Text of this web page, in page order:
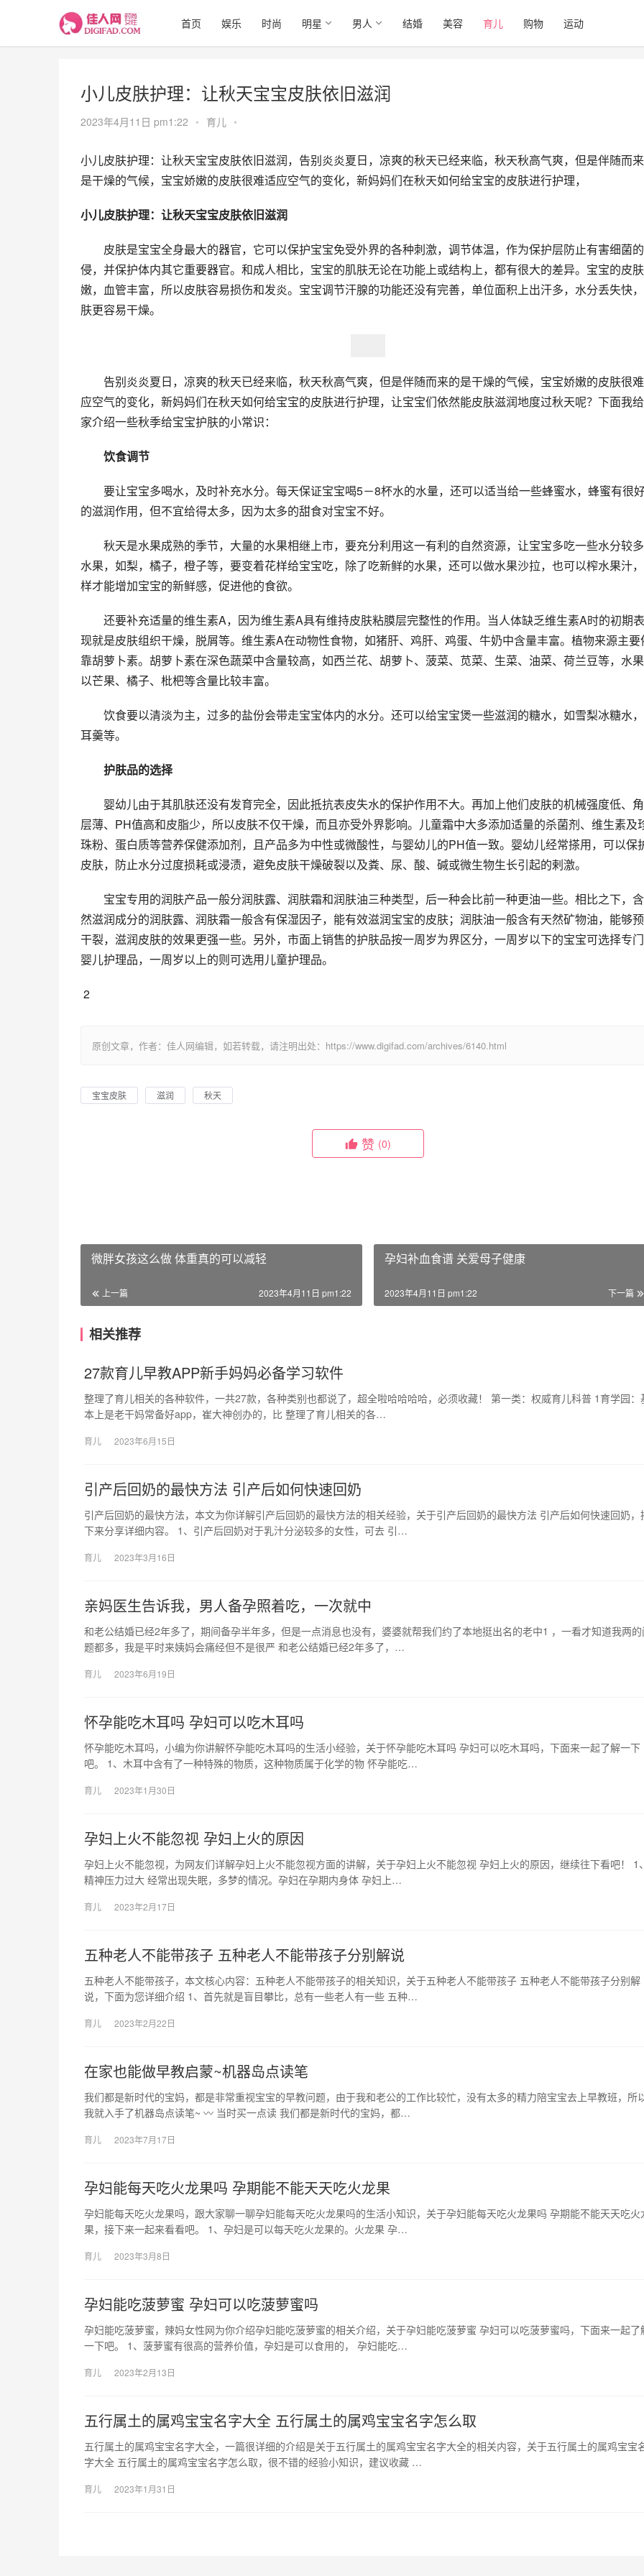
首页 娱乐 时尚 明星 男人 结婚 美容 育儿 购物 运动
小儿皮肤护理：让秋天宝宝皮肤依旧滋润
2023年4月11日 pm1:22 • 育儿 •
小儿皮肤护理：让秋天宝宝皮肤依旧滋润，告别炎炎夏日，凉爽的秋天已经来临，秋天秋高气爽，但是伴随而
是干燥的气候，宝宝娇嫩的皮肤很难适应空气的变化，新妈妈们在秋天如何给宝宝的皮肤进行护理，
小儿皮肤护理：让秋天宝宝皮肤依旧滋润
皮肤是宝宝全身最大的器官，它可以保护宝宝免受外界的各种刺激，调节体温，作为保护层防止有害细菌
侵，并保护体内其它重要器官。和成人相比，宝宝的肌肤无论在功能上或结构上，都有很大的差异。宝宝的皮
嫩，血管丰富，所以皮肤容易损伤和发炎。宝宝调节汗腺的功能还没有完善，单位面积上出汗多，水分丢失快
肤更容易干燥。
告别炎炎夏日，凉爽的秋天已经来临，秋天秋高气爽，但是伴随而来的是干燥的气候，宝宝娇嫩的皮肤很
应空气的变化，新妈妈们在秋天如何给宝宝的皮肤进行护理，让宝宝们依然能皮肤滋润地度过秋天呢？下面我
家介绍一些秋季给宝宝护肤的小常识：
饮食调节
要让宝宝多喝水，及时补充水分。每天保证宝宝喝5－8杯水的水量，还可以适当给一些蜂蜜水，蜂蜜有很
的滋润作用，但不宜给得太多，因为太多的甜食对宝宝不好。
秋天是水果成熟的季节，大量的水果相继上市，要充分利用这一有利的自然资源，让宝宝多吃一些水分较
水果，如梨，橘子，橙子等，要变着花样给宝宝吃，除了吃新鲜的水果，还可以做水果沙拉，也可以榨水果汁
样才能增加宝宝的新鲜感，促进他的食欲。
还要补充适量的维生素A，因为维生素A具有维持皮肤粘膜层完整性的作用。当人体缺乏维生素A时的初期表
现就是皮肤组织干燥，脱屑等。维生素A在动物性食物，如猪肝、鸡肝、鸡蛋、牛奶中含量丰富。植物来源主要
靠胡萝卜素。胡萝卜素在深色蔬菜中含量较高，如西兰花、胡萝卜、菠菜、苋菜、生菜、油菜、荷兰豆等，水
以芒果、橘子、枇杷等含量比较丰富。
饮食要以清淡为主，过多的盐份会带走宝宝体内的水分。还可以给宝宝煲一些滋润的糖水，如雪梨冰糖水
耳羹等。
护肤品的选择
婴幼儿由于其肌肤还没有发育完全，因此抵抗表皮失水的保护作用不大。再加上他们皮肤的机械强度低、
层薄、PH值高和皮脂少，所以皮肤不仅干燥，而且亦受外界影响。儿童霜中大多添加适量的杀菌剂、维生素及
珠粉、蛋白质等营养保健添加剂，且产品多为中性或微酸性，与婴幼儿的PH值一致。婴幼儿经常搽用，可以保
皮肤，防止水分过度损耗或浸渍，避免皮肤干燥破裂以及粪、尿、酸、碱或微生物生长引起的剌激。
宝宝专用的润肤产品一般分润肤露、润肤霜和润肤油三种类型，后一种会比前一种更油一些。相比之下，
然滋润成分的润肤露、润肤霜一般含有保湿因子，能有效滋润宝宝的皮肤；润肤油一般含有天然矿物油，能够
干裂，滋润皮肤的效果更强一些。另外，市面上销售的护肤品按一周岁为界区分，一周岁以下的宝宝可选择专
婴儿护理品，一周岁以上的则可选用儿童护理品。
2
原创文章，作者：佳人网编辑，如若转载，请注明出处：https://www.digifad.com/archives/6140.html
宝宝皮肤 滋润 秋天
赞 (0)
微胖女孩这么做 体重真的可以减轻
上一篇 2023年4月11日 pm1:22
孕妇补血食谱 关爱母子健康
下一篇
2023年4月11日 pm1:22
相关推荐
27款育儿早教APP新手妈妈必备学习软件
整理了育儿相关的各种软件，一共27款，各种类别也都说了，超全啦哈哈哈哈，必须收藏！ 第一类：权威育儿科普 1育学园：
本上是老干妈常备好app，崔大神创办的，比 整理了育儿相关的各…
育儿 2023年6月15日
引产后回奶的最快方法 引产后如何快速回奶
引产后回奶的最快方法，本文为你详解引产后回奶的最快方法的相关经验，关于引产后回奶的最快方法 引产后如何快速回奶，
下来分享详细内容。 1、引产后回奶对于乳汁分泌较多的女性，可去 引…
育儿 2023年3月16日
亲妈医生告诉我，男人备孕照着吃，一次就中
和老公结婚已经2年多了，期间备孕半年多，但是一点消息也没有，婆婆就帮我们约了本地挺出名的老中1 ，一看才知道我两
题都多，我是平时来姨妈会痛经但不是很严 和老公结婚已经2年多了，…
育儿 2023年6月19日
怀孕能吃木耳吗 孕妇可以吃木耳吗
怀孕能吃木耳吗，小编为你讲解怀孕能吃木耳吗的生活小经验，关于怀孕能吃木耳吗 孕妇可以吃木耳吗，下面来一起了解一下
吧。 1、木耳中含有了一种特殊的物质，这种物质属于化学的物 怀孕能吃…
育儿 2023年1月30日
孕妇上火不能忽视 孕妇上火的原因
孕妇上火不能忽视，为网友们详解孕妇上火不能忽视方面的讲解，关于孕妇上火不能忽视 孕妇上火的原因，继续往下看吧！ 1
精神压力过大 经常出现失眠，多梦的情况。孕妇在孕期内身体 孕妇上…
育儿 2023年2月17日
五种老人不能带孩子 五种老人不能带孩子分别解说
五种老人不能带孩子，本文核心内容：五种老人不能带孩子的相关知识，关于五种老人不能带孩子 五种老人不能带孩子分别解
说，下面为您详细介绍 1、首先就是盲目攀比，总有一些老人有一些 五种…
育儿 2023年2月22日
在家也能做早教启蒙~机器岛点读笔
我们都是新时代的宝妈，都是非常重视宝宝的早教问题，由于我和老公的工作比较忙，没有太多的精力陪宝宝去上早教班，所
我就入手了机器岛点读笔~ 〰 当时买一点读 我们都是新时代的宝妈，都…
育儿 2023年7月17日
孕妇能每天吃火龙果吗 孕期能不能天天吃火龙果
孕妇能每天吃火龙果吗，跟大家聊一聊孕妇能每天吃火龙果吗的生活小知识，关于孕妇能每天吃火龙果吗 孕期能不能天天吃火
果，接下来一起来看看吧。 1、孕妇是可以每天吃火龙果的。火龙果 孕…
育儿 2023年3月8日
孕妇能吃菠萝蜜 孕妇可以吃菠萝蜜吗
孕妇能吃菠萝蜜，辣妈女性网为你介绍孕妇能吃菠萝蜜的相关介绍，关于孕妇能吃菠萝蜜 孕妇可以吃菠萝蜜吗，下面来一起了
一下吧。 1、菠萝蜜有很高的营养价值，孕妇是可以食用的， 孕妇能吃…
育儿 2023年2月13日
五行属土的属鸡宝宝名字大全 五行属土的属鸡宝宝名字怎么取
五行属土的属鸡宝宝名字大全，一篇很详细的介绍是关于五行属土的属鸡宝宝名字大全的相关内容，关于五行属土的属鸡宝宝
字大全 五行属土的属鸡宝宝名字怎么取，很不错的经验小知识，建议收藏 …
育儿 2023年1月31日